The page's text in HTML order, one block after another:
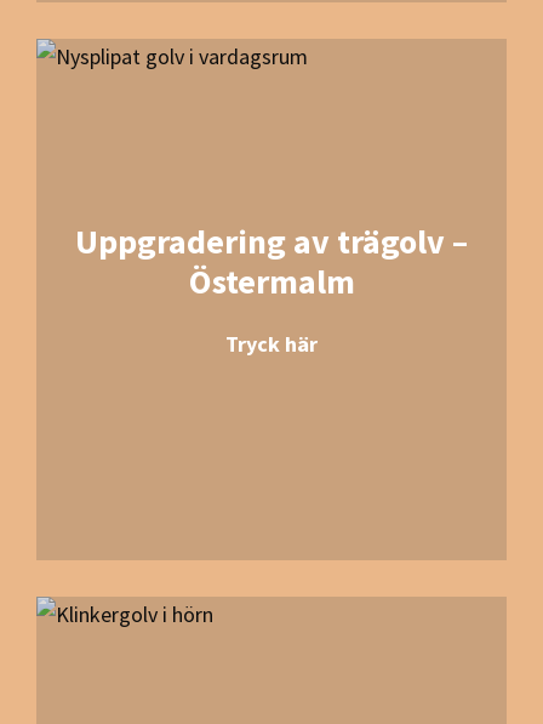
Uppgradering av trägolv –
Östermalm
Tryck här